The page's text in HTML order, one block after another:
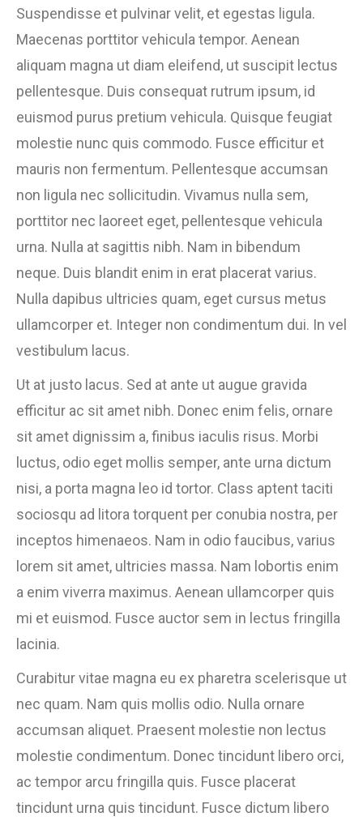
Suspendisse et pulvinar velit, et egestas ligula.
Maecenas porttitor vehicula tempor. Aenean
aliquam magna ut diam eleifend, ut suscipit lectus
pellentesque. Duis consequat rutrum ipsum, id
euismod purus pretium vehicula. Quisque feugiat
molestie nunc quis commodo. Fusce efficitur et
mauris non fermentum. Pellentesque accumsan
non ligula nec sollicitudin. Vivamus nulla sem,
porttitor nec laoreet eget, pellentesque vehicula
urna. Nulla at sagittis nibh. Nam in bibendum
neque. Duis blandit enim in erat placerat varius.
Nulla dapibus ultricies quam, eget cursus metus
ullamcorper et. Integer non condimentum dui. In vel
vestibulum lacus.
Ut at justo lacus. Sed at ante ut augue gravida
efficitur ac sit amet nibh. Donec enim felis, ornare
sit amet dignissim a, finibus iaculis risus. Morbi
luctus, odio eget mollis semper, ante urna dictum
nisi, a porta magna leo id tortor. Class aptent taciti
sociosqu ad litora torquent per conubia nostra, per
inceptos himenaeos. Nam in odio faucibus, varius
lorem sit amet, ultricies massa. Nam lobortis enim
a enim viverra maximus. Aenean ullamcorper quis
mi et euismod. Fusce auctor sem in lectus fringilla
lacinia.
Curabitur vitae magna eu ex pharetra scelerisque ut
nec quam. Nam quis mollis odio. Nulla ornare
accumsan aliquet. Praesent molestie non lectus
molestie condimentum. Donec tincidunt libero orci,
ac tempor arcu fringilla quis. Fusce placerat
tincidunt urna quis tincidunt. Fusce dictum libero